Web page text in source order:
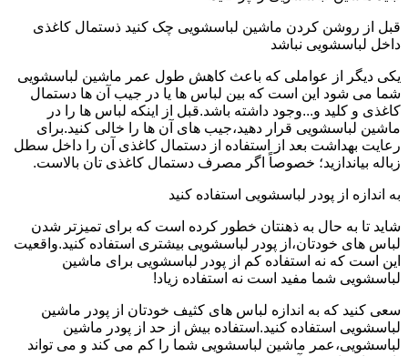
قبل از روشن کردن ماشین لباسشویی چک کنید ذستمال کاغذی
داخل لباسشویی نباشد
یکی دیگر از عواملی که باعث کاهش طول عمر ماشین لباسشویی
شما می شود این است که بین لباس ها یا در جیب آن ها دستمال
کاغذی و کلید و...وجود داشته باشد.قبل از اینکه لباس ها را در
ماشین لباسشویی قرار دهید،جیب های آن ها را خالی کنید.برای
رعایت بهداشت بعد از استفاده از دستمال کاغذی آن را داخل سطل
زباله بیاندازید؛ خصوصاً اگر مصرف دستمال کاغذی تان بالاست.
به اندازه از پودر لباسشویی استفاده کنید
شاید تا به حال به ذهنتان خطور کرده است که برای تمیزتر شدن
لباس های خودتان،از پودر لباسشویی بیشتری استفاده کنید.واقعیت
این است که نه استفاده کم از پودر لباسشویی برای ماشین
لباسشویی شما مفید است نه استفاده زیاد!
سعی کنید که به اندازه لباس های کثیف خودتان از پودر ماشین
لباسشویی استفاده کنید.استفاده بیش از حد از پودر ماشین
لباسشویی،عمر ماشین لباسشویی شما را کم می کند و می تواند